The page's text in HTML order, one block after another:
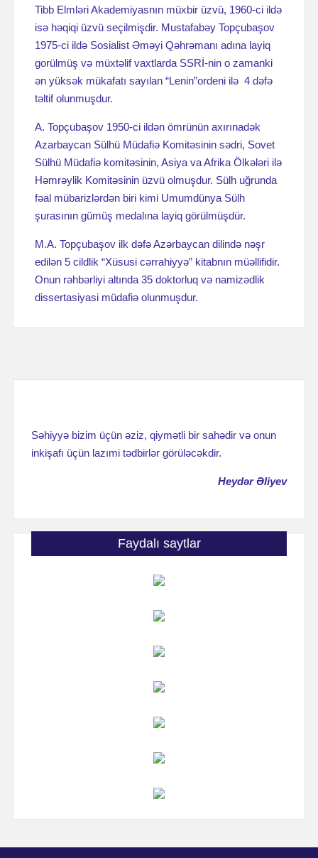
Tibb Elmləri Akademiyasnın müxbir üzvü, 1960-ci ildə
isə həqiqi üzvü seçilmişdir. Mustafabəy Topçubaşov
1975-ci ildə Sosialist Əməyi Qəhrəmanı adına layiq
gorülmüş və müxtəlif vaxtlarda SSRİ-nin о zamanki
ən yüksək mükafatı sayılan “Lenin”ordeni ilə 4 dəfə
təltif olunmuşdur.
A. Topçubaşov 1950-ci ildən ömrünün axırınadək
Azarbaycan Sülhü Müdafiə Komitəsinin sədri, Sovet
Sülhü Müdafiə komitəsinin, Asiya va Afrika Ölkələri ilə
Həmrəylik Komitəsinin üzvü olmuşdur. Sülh uğrunda
fəal mübarizlərdən biri kimi Umumdünya Sülh
şurasının gümüş medalına layiq görülmüşdür.
M.A. Topçubaşov ilk dəfə Azərbaycan dilində nəşr
edilən 5 cildlik “Xüsusi cərrahiyyə” kitabnın müəllifidir.
Onun rəhbərliyi altında 35 doktorluq və namizədlik
dissertasiyasi müdafiə olunmuşdur.
Səhiyyə bizim üçün əziz, qiymətli bir sahədir və onun
inkişafı üçün lazımi tədbirlər görüləcəkdir.
Heydər Əliyev
Faydalı saytlar